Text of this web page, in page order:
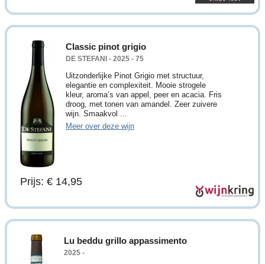
Classic pinot grigio
DE STEFANI - 2025 - 75
Uitzonderlijke Pinot Grigio met structuur,
elegantie en complexiteit. Mooie strogele
kleur, aroma’s van appel, peer en acacia. Fris
droog, met tonen van amandel. Zeer zuivere
wijn. Smaakvol ...
Meer over deze wijn
Prijs: € 14,95
Lu beddu grillo appassimento
2025 -